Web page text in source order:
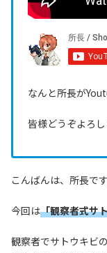
なんと所長が
皆様どうぞよろ
こんばんは、所長です
今回は「観察者式サ
観察者でサトウキビ